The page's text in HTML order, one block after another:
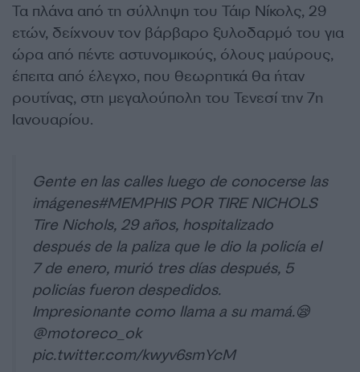
Τα πλάνα από τη σύλληψη του Τάιρ Νίκολς, 29
ετών, δείχνουν τον βάρβαρο ξυλοδαρμό του για
ώρα από πέντε αστυνομικούς, όλους μαύρους,
έπειτα από έλεγχο, που θεωρητικά θα ήταν
ρουτίνας, στη μεγαλούπολη του Τενεσί την 7η
Ιανουαρίου.
Gente en las calles luego de conocerse las
imágenes#MEMPHISPOR TIRE NICHOLS
Tire Nichols, 29 años, hospitalizado
después de la paliza que le dio la policía el
7 de enero, murió tres días después, 5
policías fueron despedidos.
Impresionante como llama a su mamá.😪
@motoreco_ok
pic.twitter.com/kwyv6smYcM